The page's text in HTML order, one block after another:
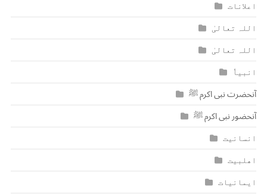
اعلانات
اللہ تعالیٰ
اللہ تعالیٰ
انبیاٗ
آنحضرت نبی اکرم ﷺ
آنحضور نبی اکرم ﷺ
انسانیت
اھلبیت
ایمانیات